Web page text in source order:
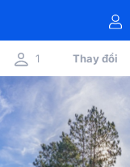
1 Thay đổi